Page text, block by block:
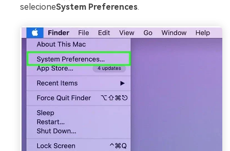
selecioneSystem Preferences.